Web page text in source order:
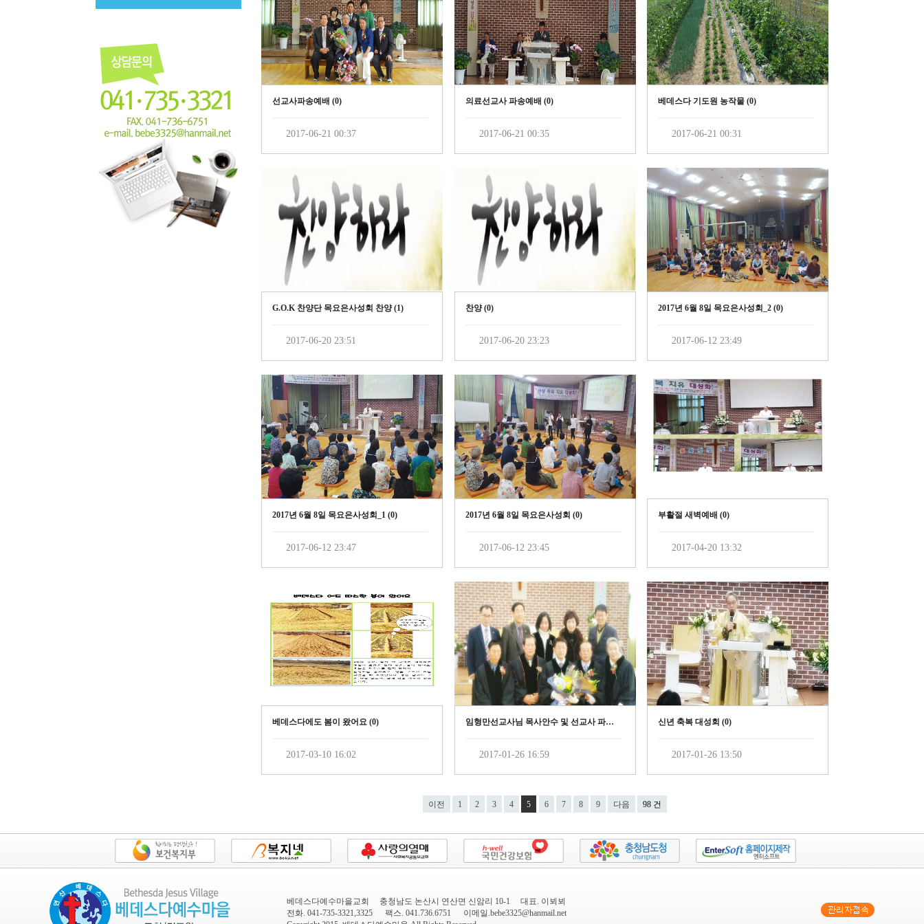
선교사파송예배 (0)
2017-06-21 00:37
의료선교사 파송예배 (0)
2017-06-21 00:35
베데스다 기도원 농작물 (0)
2017-06-21 00:31
G.O.K 찬양단 목요은사성회 찬양 (1)
2017-06-20 23:51
찬양 (0)
2017-06-20 23:23
2017년 6월 8일 목요은사성회_2 (0)
2017-06-12 23:49
2017년 6월 8일 목요은사성회_1 (0)
2017-06-12 23:47
2017년 6월 8일 목요은사성회 (0)
2017-06-12 23:45
부활절 새벽예배 (0)
2017-04-20 13:32
베데스다에도 봄이 왔어요 (0)
2017-03-10 16:02
임형만선교사님 목사안수 및 선교사 파송예배 (
2017-01-26 16:59
신년 축복 대성회 (0)
2017-01-26 13:50
이전 1 2 3 4 5 6 7 8 9 다음 98 건
베데스다예수마을교회 충청남도 논산시 연산면 신암리 10-1 대표. 이뵈뵈
전화. 041-735-3321,3325 팩스. 041.736.6751 이메일.bebe3325@hanmail.net